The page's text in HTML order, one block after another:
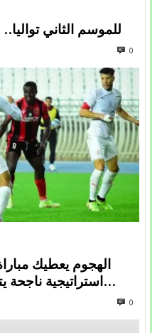
للموسم الثاني
0
الهجوم يعطيك
استراتيجية ناجحة
0